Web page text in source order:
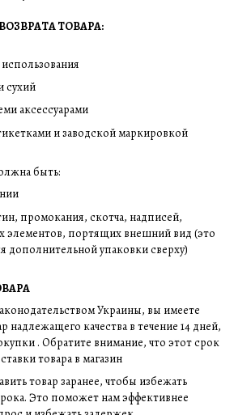
ТОВАРА:
сухий
аксессуарами
и заводской маркировкой
быть:
промокания, скотча, надписей,
элементов, портящих внешний вид (это
дополнительной упаковки сверху)
Украины, вы имеете
надлежащего качества в течение 14 дней,
. Обратите внимание, что этот срок
товара в магазин
товар заранее, чтобы избежать
Это поможет нам эффективнее